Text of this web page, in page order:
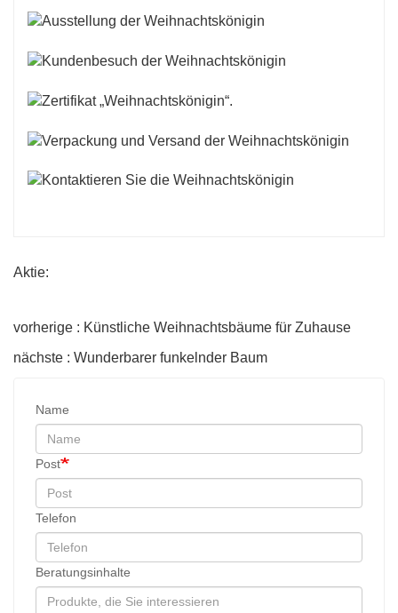
Aktie:
vorherige : Künstliche Weihnachtsbäume für Zuhause
nächste : Wunderbarer funkelnder Baum
Name
Post
Telefon
Beratungsinhalte